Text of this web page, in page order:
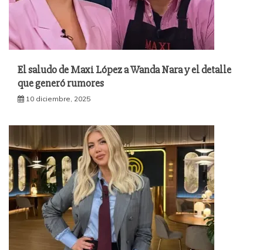
El saludo de Maxi López a Wanda Nara y el detalle
que generó rumores
10 diciembre, 2025